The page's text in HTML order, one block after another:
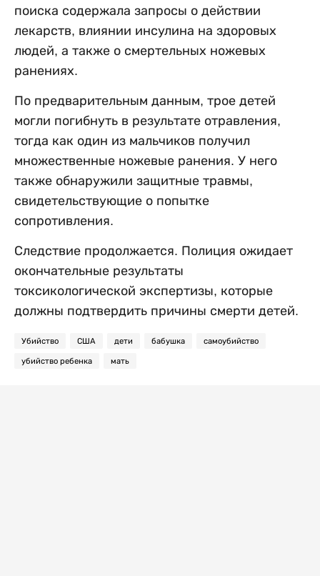
поиска содержала запросы о действии
лекарств, влиянии инсулина на здоровых
людей, а также о смертельных ножевых
ранениях.
По предварительным данным, трое детей
могли погибнуть в результате отравления,
тогда как один из мальчиков получил
множественные ножевые ранения. У него
также обнаружили защитные травмы,
свидетельствующие о попытке
сопротивления.
Следствие продолжается. Полиция ожидает
окончательные результаты
токсикологической экспертизы, которые
должны подтвердить причины смерти детей.
Убийство США дети бабушка самоубийство
убийство ребенка мать